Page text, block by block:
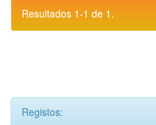
Resultados 1-1 de 1.
Registos: